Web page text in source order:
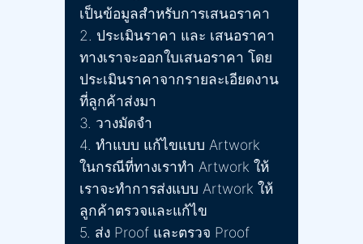
เป็นข้อมูลสำหรับการเสนอราคา
2. ประเมินราคา และ เสนอราคา
ทางเราจะออกใบเสนอราคา โดย
ประเมินราคาจากรายละเอียดงาน
ที่ลูกค้าส่งมา
3. วางมัดจำ
4. ทำแบบ แก้ไขแบบ Artwork
ในกรณีที่ทางเราทำ Artwork ให้
เราจะทำการส่งแบบ Artwork ให้
ลูกค้าตรวจและแก้ไข
5. ส่ง Proof และตรวจ Proof